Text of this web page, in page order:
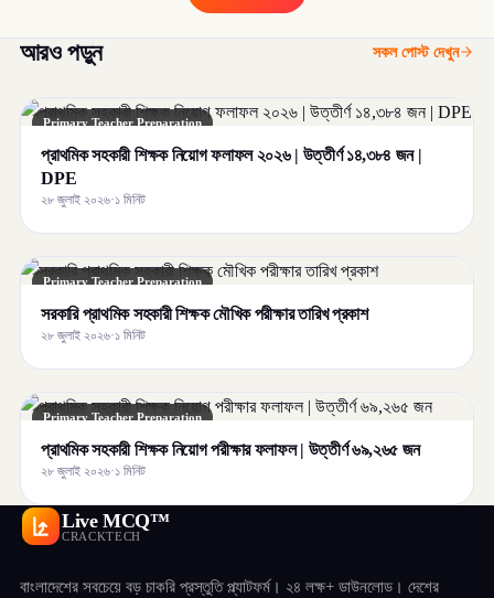
আরও পড়ুন সকল পোস্ট দেখুন
Primary Teacher Preparation
প্রাথমিক সহকারী শিক্ষক নিয়োগ ফলাফল ২০২৬ | উত্তীর্ণ ১৪,৩৮৪ জন |
DPE
২৮ জুলাই ২০২৬·১ মিনিট
Primary Teacher Preparation
সরকারি প্রাথমিক সহকারী শিক্ষক মৌখিক পরীক্ষার তারিখ প্রকাশ
২৮ জুলাই ২০২৬·১ মিনিট
Primary Teacher Preparation
প্রাথমিক সহকারী শিক্ষক নিয়োগ পরীক্ষার ফলাফল | উত্তীর্ণ ৬৯,২৬৫ জন
২৮ জুলাই ২০২৬·১ মিনিট
Live MCQ™
CRACKTECH
বাংলাদেশের সবচেয়ে বড় চাকরি প্রস্তুতি প্ল্যাটফর্ম। ২৪ লক্ষ+ ডাউনলোড। দেশের